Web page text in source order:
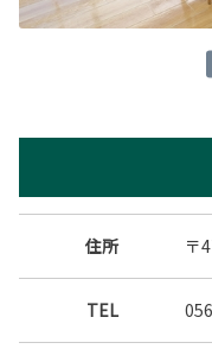
住所 〒
TEL